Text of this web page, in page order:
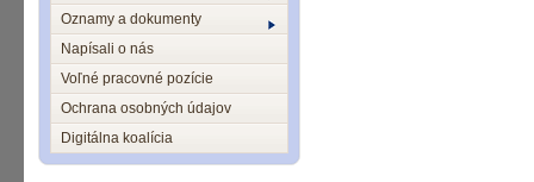
Oznamy a dokumenty
Napísali o nás
Voľné pracovné pozície
Ochrana osobných údajov
Digitálna koalícia